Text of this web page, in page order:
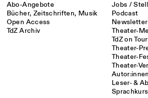
Abo-Angebote
Bücher, Zeitschriften, Musik
Open Access
TdZ Archiv
Jobs /
Podcast
Newsletter
Theater-
TdZ on Tour
Theater-
Theater-
Theater-
Leser- &